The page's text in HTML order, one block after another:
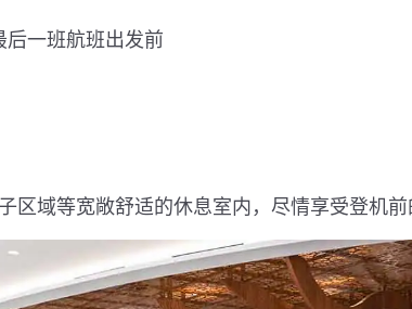
一班航班出发前
区域等宽敞舒适的休息室内，尽情享受登机